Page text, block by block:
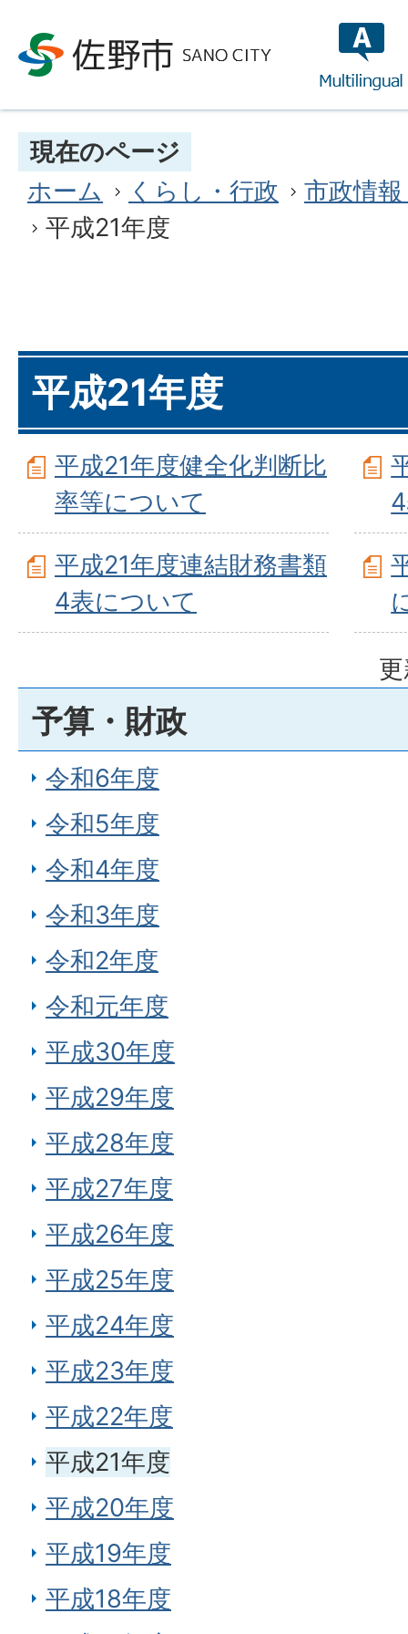
現在のページ
ホーム
くらし・行政
市政情
平成21年度
平成21年度
平成21年度健全化判断比
率等について
平成21年度連結財務書類
4表について
予算・財政
令和6年度
令和5年度
令和4年度
令和3年度
令和2年度
令和元年度
平成30年度
平成29年度
平成28年度
平成27年度
平成26年度
平成25年度
平成24年度
平成23年度
平成22年度
平成21年度
平成20年度
平成19年度
平成18年度